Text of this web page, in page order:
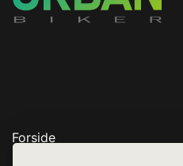
Forside